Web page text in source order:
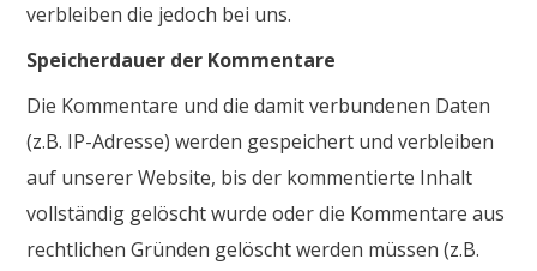
verbleiben die jedoch bei uns.
Speicherdauer der Kommentare
Die Kommentare und die damit verbundenen Daten
(z.B. IP-Adresse) werden gespeichert und verbleiben
auf unserer Website, bis der kommentierte Inhalt
vollständig gelöscht wurde oder die Kommentare aus
rechtlichen Gründen gelöscht werden müssen (z.B.